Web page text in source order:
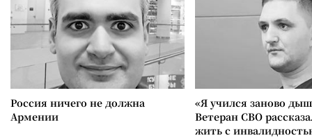
Россия ничего не должна
Армении
«Я учился заново
Ветеран СВО
жить с